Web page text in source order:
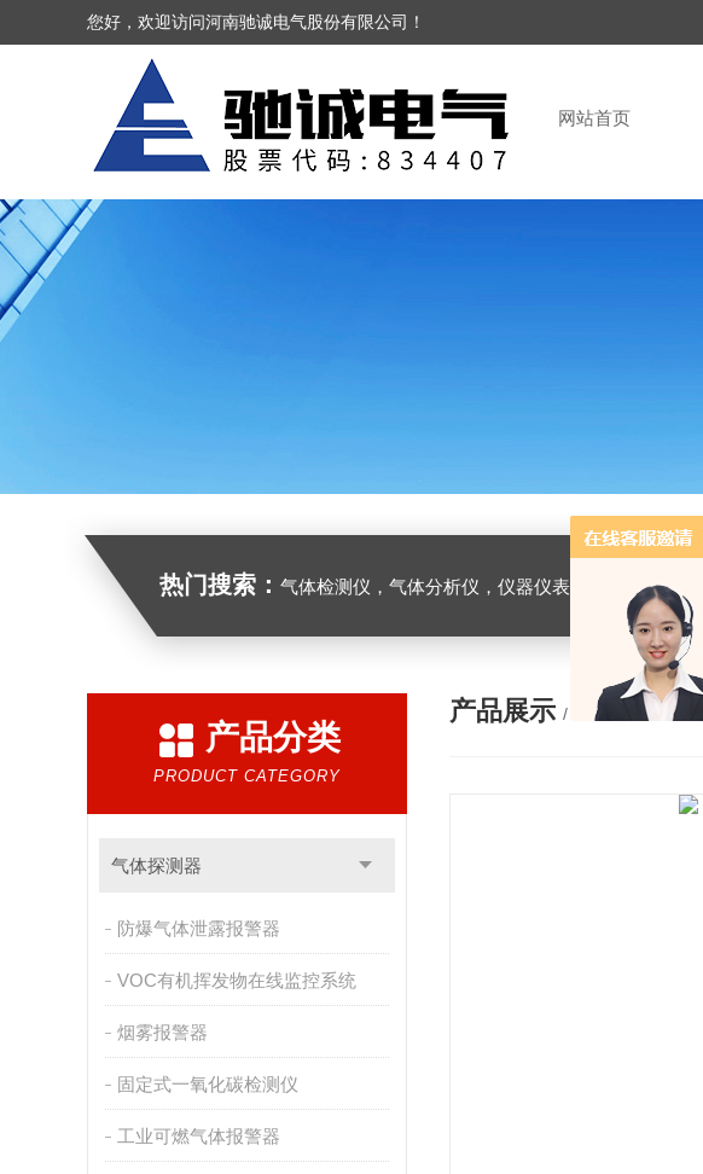
您好，欢迎访问河南驰诚电气股份有限公司！
网站首页
热门搜索： 气体检测仪，气体分析仪，仪器仪表，劳保用品
产品分类
PRODUCT CATEGORY
气体探测器
防爆气体泄露报警器
VOC有机挥发物在线监控系统
烟雾报警器
固定式一氧化碳检测仪
工业可燃气体报警器
产品展示 / PRODUCTS